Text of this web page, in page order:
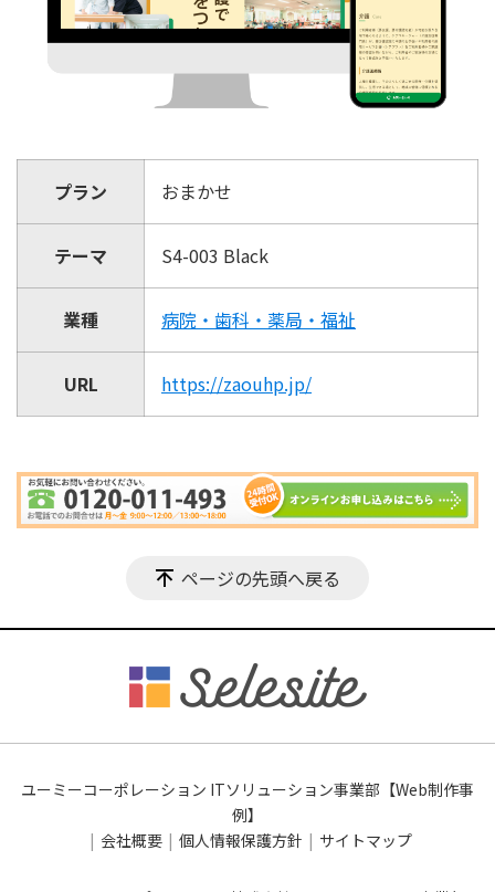
プラン おまかせ
テーマ S4-003 Black
業種 病院・歯科・薬局・福祉
URL https://zaouhp.jp/
ページの先頭へ戻る
ユーミーコーポレーション ITソリューション事業部【Web制作事
例】
会社概要
個人情報保護方針 サイトマップ